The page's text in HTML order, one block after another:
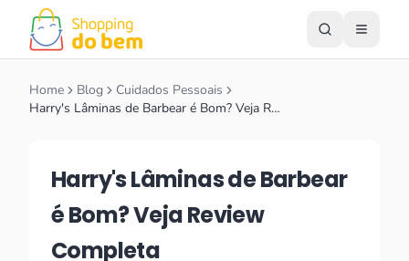
Home Blog
Cuidados Pessoais
Harry's Lâminas de Barbear é Bom? Veja R…
Harry's Lâminas de Barbear
é Bom? Veja Review
Completa